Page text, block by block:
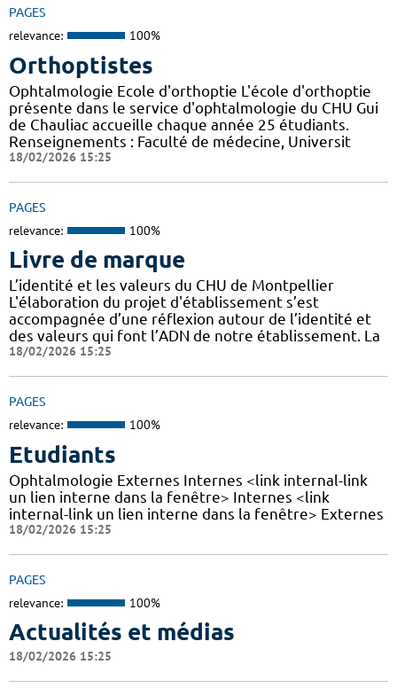
PAGES
relevance: 100%
Orthoptistes
Ophtalmologie Ecole d'orthoptie L'école d'orthoptie
présente dans le service d'ophtalmologie du CHU Gui
de Chauliac accueille chaque année 25 étudiants.
Renseignements : Faculté de médecine, Universit
18/02/2026 15:25
PAGES
relevance: 100%
Livre de marque
L’identité et les valeurs du CHU de Montpellier
L'élaboration du projet d'établissement s’est
accompagnée d’une réflexion autour de l’identité et
des valeurs qui font l’ADN de notre établissement. La
18/02/2026 15:25
PAGES
relevance: 100%
Etudiants
Ophtalmologie Externes Internes <link internal-link
un lien interne dans la fenêtre> Internes <link
internal-link un lien interne dans la fenêtre> Externes
18/02/2026 15:25
PAGES
relevance: 100%
Actualités et médias
18/02/2026 15:25